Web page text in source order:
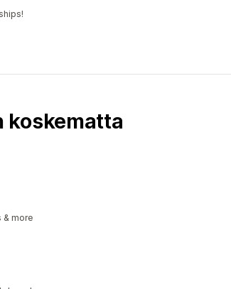
koskematta
& more